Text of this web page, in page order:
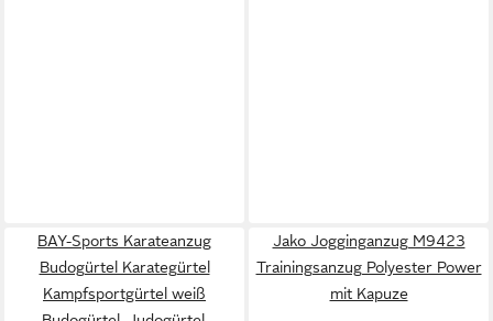
BAY-Sports Karateanzug
Budogürtel Karategürtel
Kampfsportgürtel weiß
Jako Jogginganzug M9423
Trainingsanzug Polyester Power
mit Kapuze